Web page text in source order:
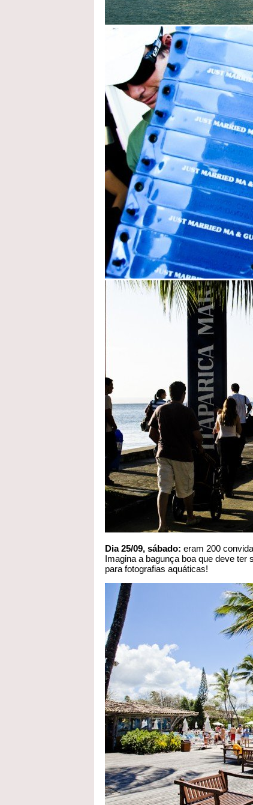
Dia 25/09, sábado: eram 200
Imagina a bagunça boa que deve ter
para fotografias aquáticas!